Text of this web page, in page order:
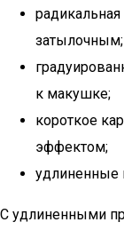
затылочным;
к макушке;
короткое
эффектом;
удлиненные
С удлиненными